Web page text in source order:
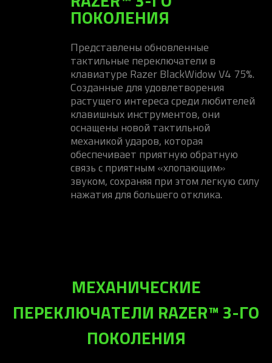
ПОКОЛЕНИЯ
Представлены обновленные
тактильные переключатели в
клавиатуре Razer BlackWidow V4 75%.
Созданные для удовлетворения
растущего интереса среди любителей
клавишных инструментов, они
оснащены новой тактильной
механикой ударов, которая
обеспечивает приятную обратную
связь с приятным «хлопающим»
звуком, сохраняя при этом легкую силу
нажатия для большего отклика.
МЕХАНИЧЕСКИЕ
ПЕРЕКЛЮЧАТЕЛИ RAZER™ 3-ГО
ПОКОЛЕНИЯ